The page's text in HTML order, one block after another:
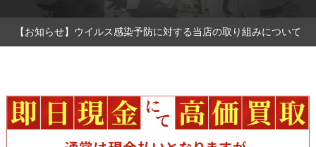
【お知らせ】ウイルス感染予防に対する当店の取り組みについて